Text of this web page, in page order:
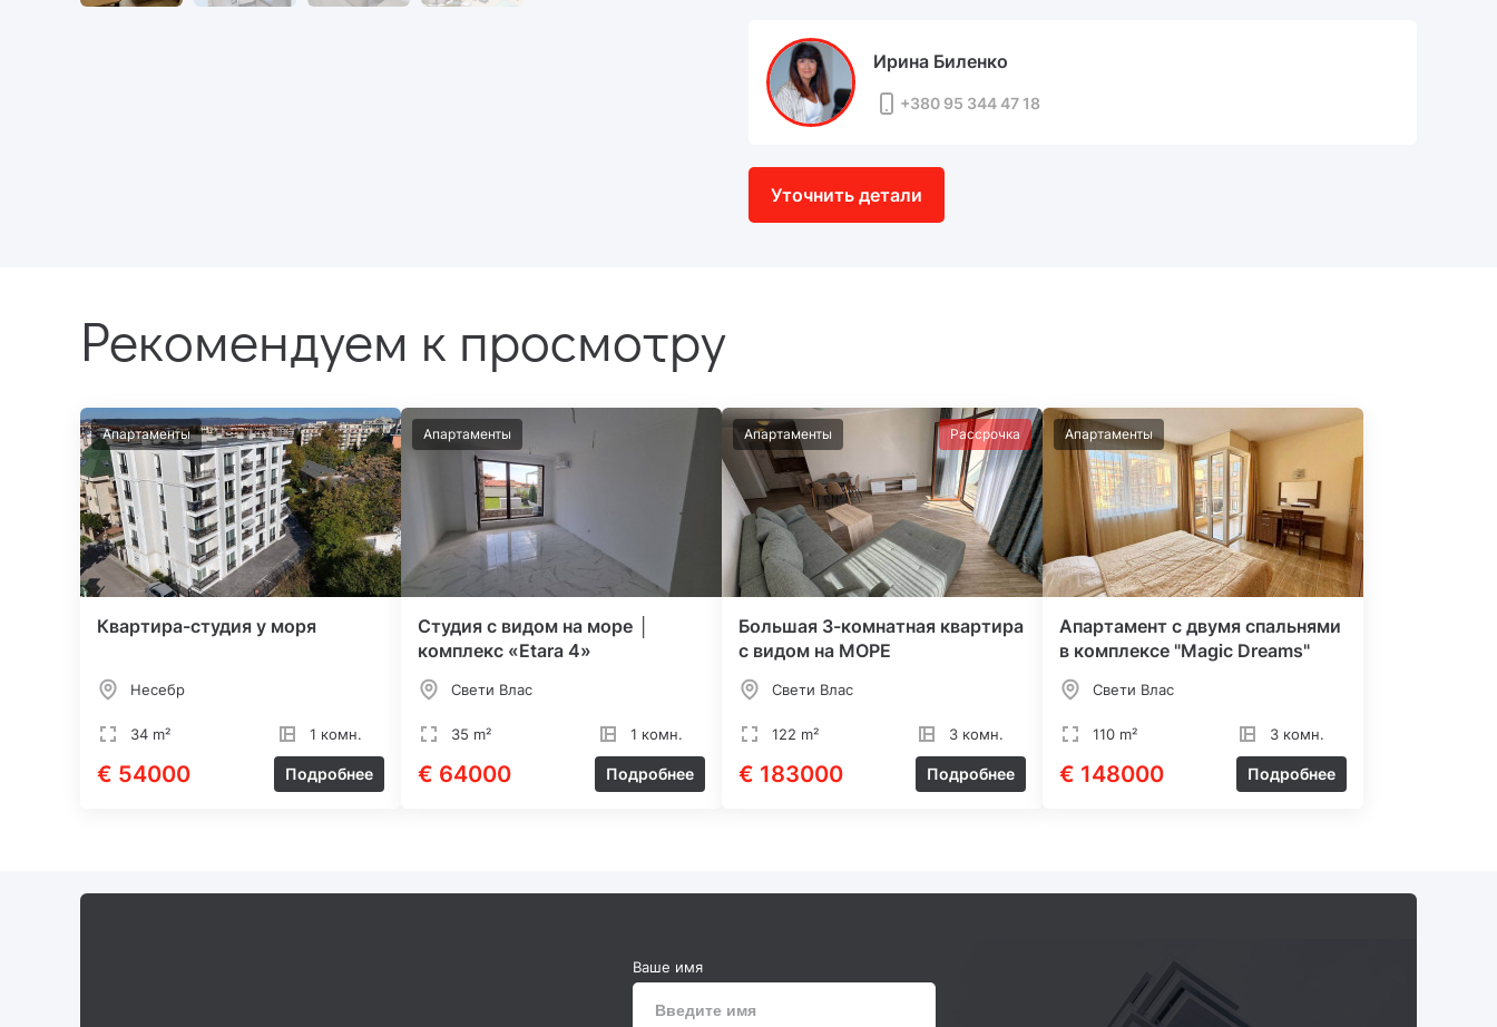
Ирина Биленко
+380 95 344 47 18
Уточнить детали
Рекомендуем к просмотру
Апартаменты
Квартира-студия у моря
Несебр
34 m² 1 комн.
€ 54000 Подробнее
Апартаменты
Студия с видом на море │
комплекс «Etara 4»
Свети Влас
35 m² 1 комн.
€ 64000 Подробнее
Апартаменты Рассрочка
Большая 3-комнатная квартира
с видом на МОРЕ
Свети Влас
122 m² 3 комн.
€ 183000 Подробнее
Апартаменты
Апартамент с двумя спальнями
в комплексе "Magic Dreams"
Свети Влас
110 m² 3 комн.
€ 148000 Подробнее
Ваше имя